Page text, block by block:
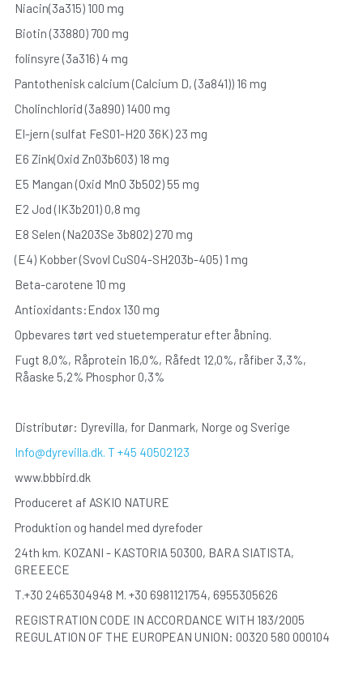
Niacin(3a315) 100 mg
Biotin (33880) 700 mg
folinsyre (3a316) 4 mg
Pantothenisk calcium (Calcium D, (3a841)) 16 mg
Cholinchlorid (3a890) 1400 mg
El-jern (sulfat FeS01-H20 36K) 23 mg
E6 Zink(Oxid Zn03b603) 18 mg
E5 Mangan (Oxid MnO 3b502) 55 mg
E2 Jod (IK3b201) 0,8 mg
E8 Selen (Na203Se 3b802) 270 mg
(E4) Kobber (Svovl CuS04-SH203b-405) 1 mg
Beta-carotene 10 mg
Antioxidants:Endox 130 mg
Opbevares tørt ved stuetemperatur efter åbning.
Fugt 8,0%, Råprotein 16,0%, Råfedt 12,0%, råfiber 3,3%,
Råaske 5,2% Phosphor 0,3%
Distributør: Dyrevilla, for Danmark, Norge og Sverige
Info@dyrevilla.dk. T +45 40502123
www.bbbird.dk
Produceret af ASKIO NATURE
Produktion og handel med dyrefoder
24th km. KOZANI - KASTORIA 50300, BARA SIATISTA,
GREEECE
T.+30 2465304948 M. +30 6981121754, 6955305626
REGISTRATION CODE IN ACCORDANCE WITH 183/2005
REGULATION OF THE EUROPEAN UNION: 00320 580 000104